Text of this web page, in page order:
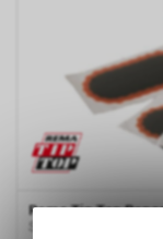
Rema Tip Top